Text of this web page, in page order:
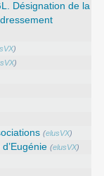
Désignation de la
)
)
(elusVX)
(elusVX)